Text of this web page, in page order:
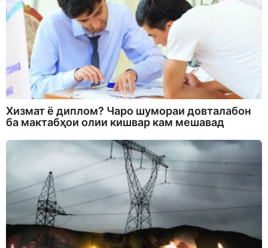
Хизмат ё диплом? Чаро шумораи довталабон
ба мактабҳои олии кишвар кам мешавад